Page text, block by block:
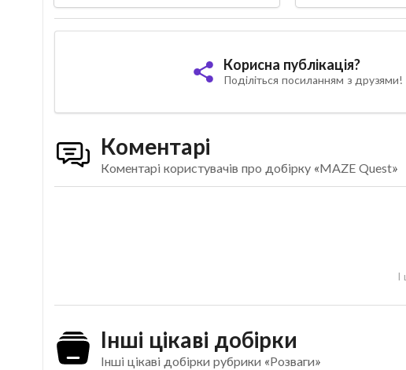
Корисна публікація?
Поділіться посиланням з друзями!
Коментарі
Коментарі користувачів про добірку «MAZE Quest»
Інші цікаві добірки
Інші цікаві добірки рубрики «Розваги»